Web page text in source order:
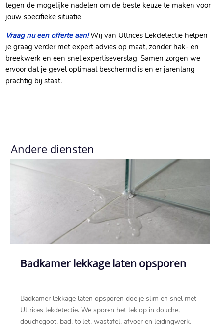
tegen de mogelijke nadelen om de beste keuze te maken voor
jouw specifieke situatie.​
Vraag nu een offerte aan!Wij van Ultrices Lekdetectie helpen
je graag verder met expert advies op maat, zonder hak- en
breekwerk en een snel expertiseverslag.​ Samen zorgen we
ervoor dat je gevel optimaal beschermd is en er jarenlang
prachtig bij staat.​
Andere diensten
Badkamer lekkage laten opsporen
Badkamer lekkage laten opsporen doe je slim en snel met
Ultrices lekdetectie.​ We sporen het lek op in douche,
douchegoot, bad, toilet, wastafel, afvoer en leidingwerk,